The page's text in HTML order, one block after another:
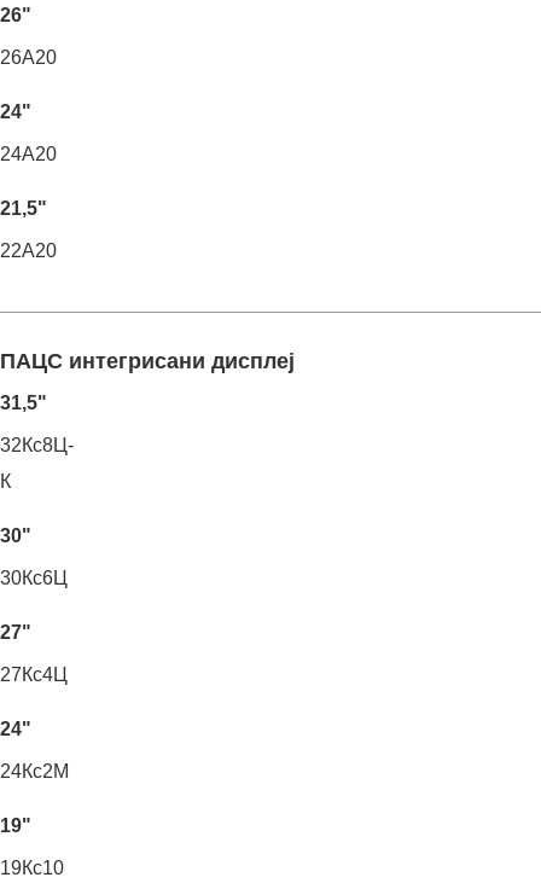
26"
26А20
24"
24А20
21,5"
22А20
ПАЦС интегрисани дисплеј
31,5"
32Кс8Ц-
К
30"
30Кс6Ц
27"
27Кс4Ц
24"
24Кс2М
19"
19Кс10